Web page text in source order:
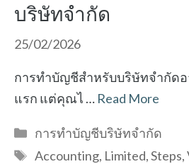
บริษัทจำกัด
25/02/2026
การทำบัญชีสำหรับบริษัทจำกัด
แรก แต่คุณไ … Read More
Categories
การทำบัญชีบริษัทจำกัด
Tags
Accounting, Limited,Steps,